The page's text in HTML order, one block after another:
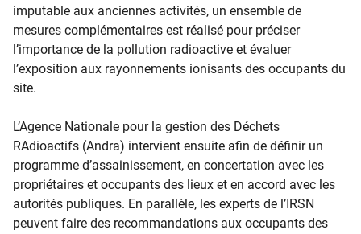
imputable aux anciennes activités, un ensemble de
mesures complémentaires est réalisé pour préciser
l’importance de la pollution radioactive et évaluer
l’exposition aux rayonnements ionisants des occupants du
site.
L’Agence Nationale pour la gestion des Déchets
RAdioactifs (Andra) intervient ensuite afin de définir un
programme d’assainissement, en concertation avec les
propriétaires et occupants des lieux et en accord avec les
autorités publiques. En parallèle, les experts de l’IRSN
peuvent faire des recommandations aux occupants des